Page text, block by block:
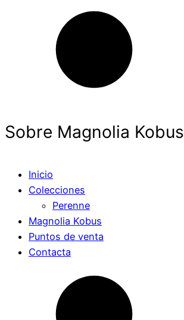
Sobre Magnolia Kobus
Inicio
Colecciones
Perenne
Magnolia Kobus
Puntos de venta
Contacta